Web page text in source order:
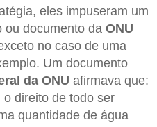
eles impuseram um
ou documento da ONU
no caso de uma
Um documento
da ONU afirmava que:
o direito de todo ser
quantidade de água